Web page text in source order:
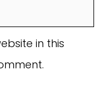
in this